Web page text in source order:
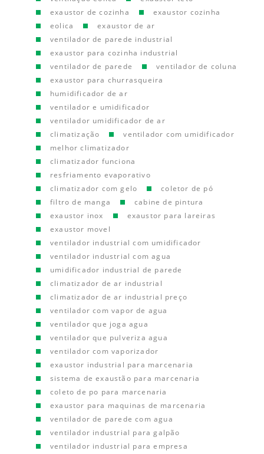
exaustor de cozinha
exaustor cozinha
eolica
exaustor de ar
ventilador de parede industrial
exaustor para cozinha industrial
ventilador de parede
ventilador de coluna
exaustor para churrasqueira
humidificador de ar
ventilador e umidificador
ventilador umidificador de ar
climatização
ventilador com umidificador
melhor climatizador
climatizador funciona
resfriamento evaporativo
climatizador com gelo
coletor de pó
filtro de manga
cabine de pintura
exaustor inox
exaustor para lareiras
exaustor movel
ventilador industrial com umidificador
ventilador industrial com agua
umidificador industrial de parede
climatizador de ar industrial
climatizador de ar industrial preço
ventilador com vapor de agua
ventilador que joga agua
ventilador que pulveriza agua
ventilador com vaporizador
exaustor industrial para marcenaria
sistema de exaustão para marcenaria
coleto de po para marcenaria
exaustor para maquinas de marcenaria
ventilador de parede com agua
ventilador industrial para galpão
ventilador industrial para empresa